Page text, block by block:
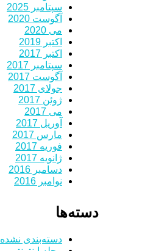
سپتامبر 2025
آگوست 2020
می 2020
اکتبر 2019
اکتبر 2017
سپتامبر 2017
آگوست 2017
جولای 2017
ژوئن 2017
می 2017
آوریل 2017
مارس 2017
فوریه 2017
ژانویه 2017
دسامبر 2016
نوامبر 2016
دسته‌ها
دسته‌بندی نشده